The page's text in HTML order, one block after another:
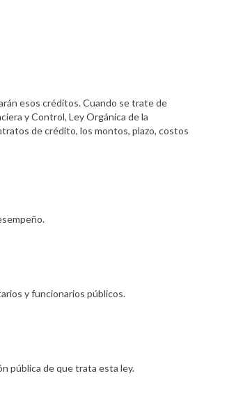
esos créditos. Cuando se trate de
y Control, Ley Orgánica de la
de crédito, los montos, plazo, costos
y funcionarios públicos.
pública de que trata esta ley.